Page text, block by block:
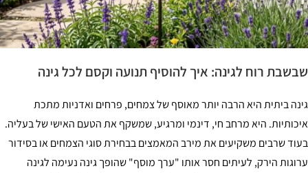
שבשבת רוח לגינה: איך להוסיף תנועה וקסם לכל גינה
גינה ביתית היא הרבה יותר מאוסף של צמחים, פרחים ואדניות מתכת
איכותיות. היא מרחב חי, דינמי ומרגיע, שמשקף את הטעם האישי של בעליה.
בעוד שרבים משקיעים את מירב המאמצים בבחירת סוגי הצמחים או בסידור
ערוגות הירק, לעיתים חסר אותו "ערך מוסף" שהופך גינה נעימה לגינה